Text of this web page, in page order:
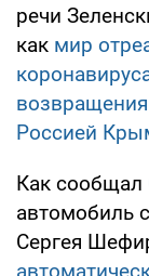
речи
как мир
Россией
Как сообщал
автомобиль
Сергея